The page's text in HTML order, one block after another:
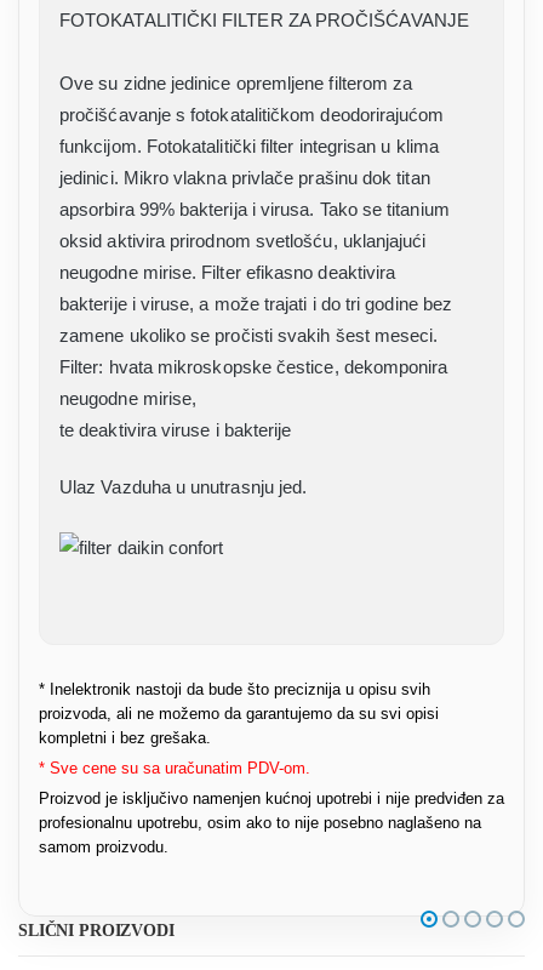
FOTOKATALITIČKI FILTER ZA PROČIŠĆAVANJE
Ove su zidne jedinice opremljene filterom za
pročišćavanje s fotokatalitičkom deodorirajućom
funkcijom. Fotokatalitički filter integrisan u klima
jedinici. Mikro vlakna privlače prašinu dok titan
apsorbira 99% bakterija i virusa. Tako se titanium
oksid aktivira prirodnom svetlošću, uklanjajući
neugodne mirise. Filter efikasno deaktivira
bakterije i viruse, a može trajati i do tri godine bez
zamene ukoliko se pročisti svakih šest meseci.
Filter: hvata mikroskopske čestice, dekomponira
neugodne mirise,
te deaktivira viruse i bakterije
Ulaz Vazduha u unutrasnju jed.
* Inelektronik nastoji da bude što preciznija u opisu svih
proizvoda, ali ne možemo da garantujemo da su svi opisi
kompletni i bez grešaka.
* Sve cene su sa uračunatim PDV-om.
Proizvod je isključivo namenjen kućnoj upotrebi i nije predviđen za
profesionalnu upotrebu, osim ako to nije posebno naglašeno na
samom proizvodu.
SLIČNI PROIZVODI